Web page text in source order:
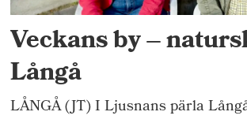
Veckans by –
Långå
LÅNGÅ (JT) I Ljusnans pärla